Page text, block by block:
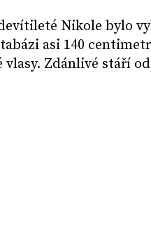
Nikole bylo
asi 140
vlasy. Zdánlivé stáří